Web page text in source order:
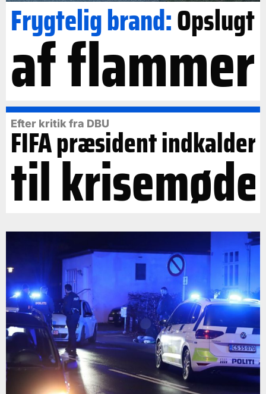
Frygtelig brand:Opslugt
af flammer
Efter kritik fra DBU
FIFA præsident indkalder
til krisemøde